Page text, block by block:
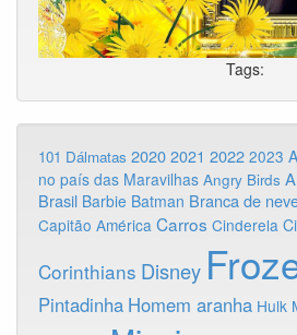
Tags:
101 Dálmatas 2020 2021 2022 2023
no país das Maravilhas Angry Birds
Brasil Barbie Batman Branca de
Capitão América Carros Cinderela
Corinthians Disney
Pintadinha Homem aranha Hulk